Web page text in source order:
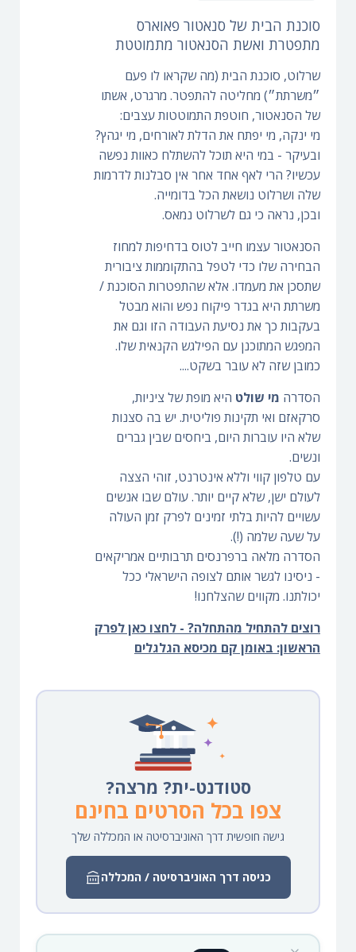
סוכנת הבית של סנאטור פאוארס
מתפטרת ואשת הסנאטור מתמוטטת
שרלוט, סוכנת הבית (מה שקראו לו פעם
״משרתת״) מחליטה להתפטר. מרגרט, אשתו
של הסנאטור, חוטפת התמוטטות עצבים:
מי ינקה, מי יפתח את הדלת לאורחים, מי יגהץ?
ובעיקר - במי היא תוכל להשתלח כאוות נפשה
עכשיו? הרי לאף אחד אחר אין סבלנות לדרמות
שלה ושרלוט נושאת הכל בדומייה.
ובכן, נראה כי גם לשרלוט נמאס.
הסנאטור עצמו חייב לטוס בדחיפות למחוז
הבחירה שלו כדי לטפל בהתקוממות ציבורית
שתסכן את מעמדו. אלא שהתפטרות הסוכנת /
משרתת היא בגדר פיקוח נפש והוא מבטל
בעקבות כך את נסיעת העבודה הזו וגם את
המפגש המתוכנן עם הפילגש הקנאית שלו.
כמובן שזה לא עובר בשקט....
הסדרה מי שולט היא מופת של ציניות,
סרקאזם ואי תקינות פוליטית. יש בה סצנות
שלא היו עוברות היום, ביחסים שבין גברים
ונשים.
עם טלפון קווי וללא אינטרנט, זוהי הצצה
לעולם ישן, שלא קיים יותר. עולם שבו אנשים
עשויים להיות בלתי זמינים לפרק זמן העולה
על שעה שלמה (!).
הסדרה מלאה ברפרנסים תרבותיים אמריקאים
- ניסינו לגשר אותם לצופה הישראלי ככל
יכולתנו. מקווים שהצלחנו!
רוצים להתחיל מהתחלה? - לחצו כאן לפרק
הראשון: באומן קם מכיסא הגלגלים
סטודנט-ית? מרצה?
צפו בכל הסרטים בחינם
גישה חופשית דרך האוניברסיטה או המכללה שלך
כניסה דרך האוניברסיטה / המכללה